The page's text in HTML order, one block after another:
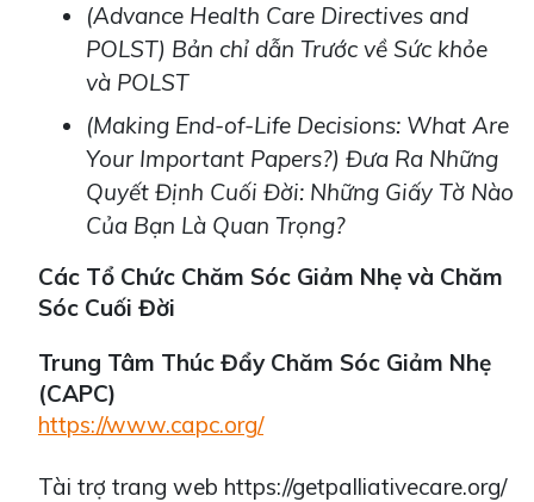
(Advance Health Care Directives and
POLST) Bản chỉ dẫn Trước về Sức khỏe
và POLST
(Making End-of-Life Decisions: What Are
Your Important Papers?) Đưa Ra Những
Quyết Định Cuối Đời: Những Giấy Tờ Nào
Của Bạn Là Quan Trọng?
Các Tổ Chức Chăm Sóc Giảm Nhẹ và Chăm
Sóc Cuối Đời
Trung Tâm Thúc Đẩy Chăm Sóc Giảm Nhẹ
(CAPC)
https://www.capc.org/
Tài trợ trang web https://getpalliativecare.org/